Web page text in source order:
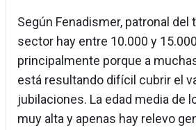
Según Fenadismer, patronal del
sector hay entre 10.000 y
principalmente porque a
está resultando difícil cubrir el
jubilaciones. La edad media de
muy alta y apenas hay relevo